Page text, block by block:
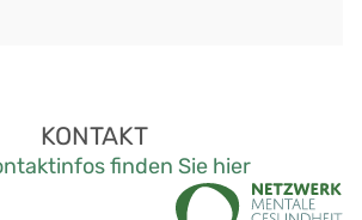
KONTAKT
finden Sie hier